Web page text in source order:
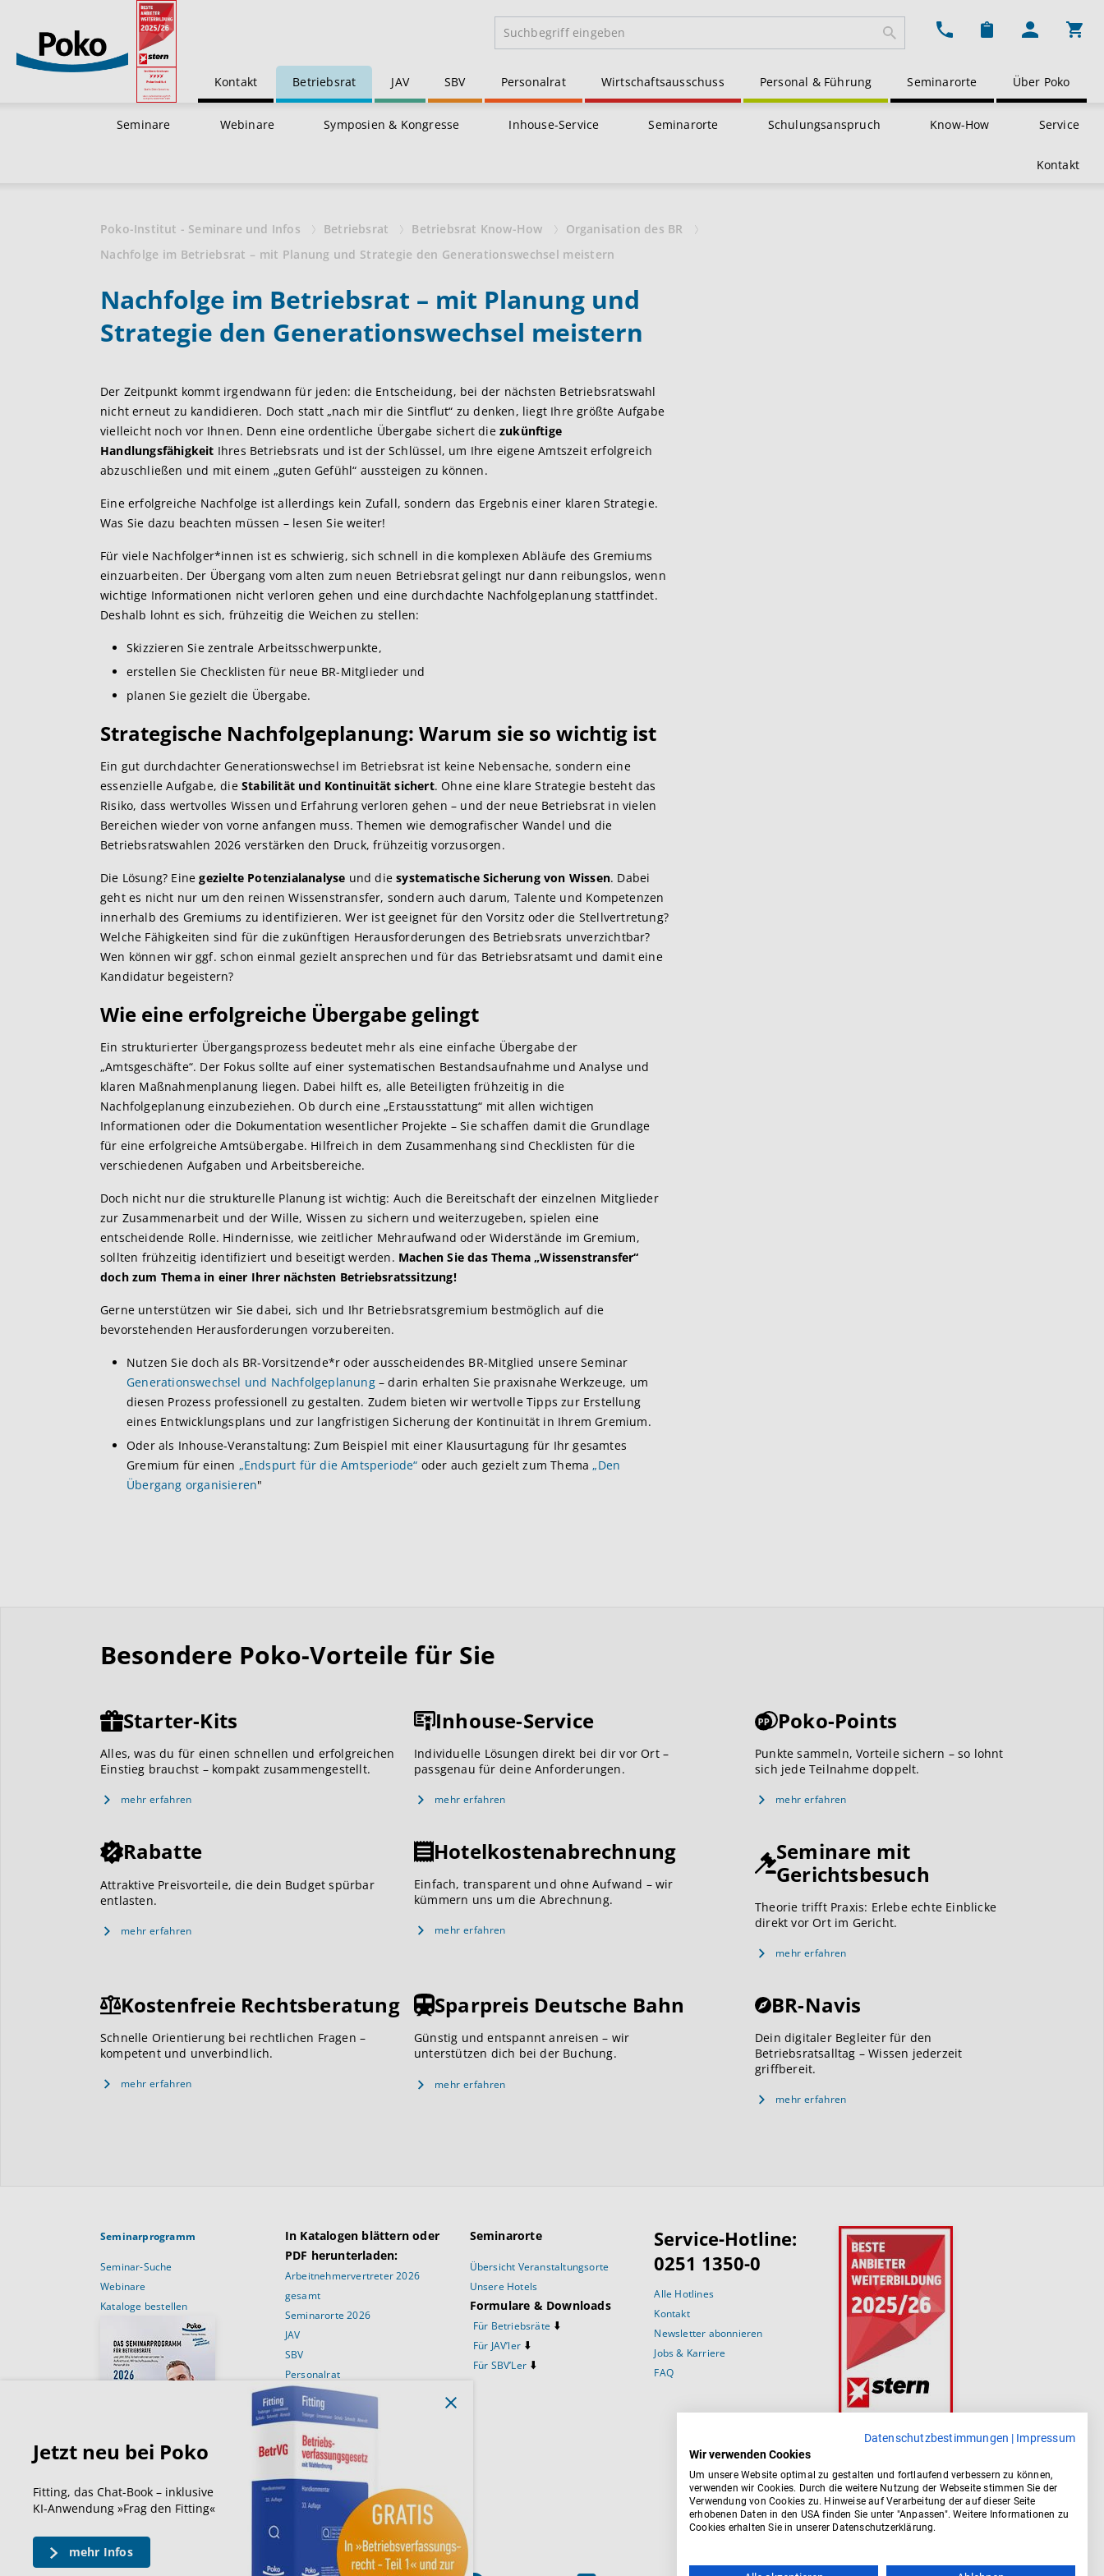
Kontakt Betriebsrat JAV SBV Personalrat Wirtschaftsausschuss Personal & Führung Seminarorte Über Poko
Seminare Webinare Symposien & Kongresse Inhouse-Service Seminarorte Schulungsanspruch Know-How Service
Kontakt
Datenschutzbestimmungen | Impressum
Wir verwenden Cookies
Um unsere Website optimal zu gestalten und fortlaufend verbessern zu können,
verwenden wir Cookies. Durch die weitere Nutzung der Webseite stimmen Sie der
Verwendung von Cookies zu. Hinweise auf Verarbeitung der auf dieser Seite
erhobenen Daten in den USA finden Sie unter "Anpassen". Weitere Informationen zu
Cookies erhalten Sie in unserer Datenschutzerklärung.
Poko-Institut - Seminare und Infos Betriebsrat Betriebsrat Know-How
Organisation des BR
Nachfolge im Betriebsrat – mit Planung und Strategie den Generationswechsel meistern
Nachfolge im Betriebsrat – mit Planung und
Strategie den Generationswechsel meistern
Der Zeitpunkt kommt irgendwann für jeden: die Entscheidung, bei der nächsten Betriebsratswahl
nicht erneut zu kandidieren. Doch statt „nach mir die Sintflut“ zu denken, liegt Ihre größte Aufgabe
vielleicht noch vor Ihnen. Denn eine ordentliche Übergabe sichert diezukünftige
Handlungsfähigkeit Ihres Betriebsrats und ist der Schlüssel, um Ihre eigene Amtszeit erfolgreich
abzuschließen und mit einem „guten Gefühl“ aussteigen zu können.
Eine erfolgreiche Nachfolge ist allerdings kein Zufall, sondern das Ergebnis einer klaren Strategie.
Was Sie dazu beachten müssen – lesen Sie weiter!
Für viele Nachfolger*innen ist es schwierig, sich schnell in die komplexen Abläufe des Gremiums
einzuarbeiten. Der Übergang vom alten zum neuen Betriebsrat gelingt nur dann reibungslos, wenn
wichtige Informationen nicht verloren gehen und eine durchdachte Nachfolgeplanung stattfindet.
Deshalb lohnt es sich, frühzeitig die Weichen zu stellen:
Skizzieren Sie zentrale Arbeitsschwerpunkte,
erstellen Sie Checklisten für neue BR-Mitglieder und
planen Sie gezielt die Übergabe.
Strategische Nachfolgeplanung: Warum sie so wichtig ist
Ein gut durchdachter Generationswechsel im Betriebsrat ist keine Nebensache, sondern eine
essenzielle Aufgabe, die Stabilität und Kontinuität sichert. Ohne eine klare Strategie besteht das
Risiko, dass wertvolles Wissen und Erfahrung verloren gehen – und der neue Betriebsrat in vielen
Bereichen wieder von vorne anfangen muss. Themen wie demografischer Wandel und die
Betriebsratswahlen 2026 verstärken den Druck, frühzeitig vorzusorgen.
Die Lösung? Einegezielte Potenzialanalyse und diesystematische Sicherung von Wissen. Dabei
geht es nicht nur um den reinen Wissenstransfer, sondern auch darum, Talente und Kompetenzen
innerhalb des Gremiums zu identifizieren. Wer ist geeignet für den Vorsitz oder die Stellvertretung?
Welche Fähigkeiten sind für die zukünftigen Herausforderungen des Betriebsrats unverzichtbar?
Wen können wir ggf. schon einmal gezielt ansprechen und für das Betriebsratsamt und damit eine
Kandidatur begeistern?
Wie eine erfolgreiche Übergabe gelingt
Ein strukturierter Übergangsprozess bedeutet mehr als eine einfache Übergabe der
„Amtsgeschäfte“. Der Fokus sollte auf einer systematischen Bestandsaufnahme und Analyse und
klaren Maßnahmenplanung liegen. Dabei hilft es, alle Beteiligten frühzeitig in die
Nachfolgeplanung einzubeziehen. Ob durch eine „Erstausstattung“ mit allen wichtigen
Informationen oder die Dokumentation wesentlicher Projekte – Sie schaffen damit die Grundlage
für eine erfolgreiche Amtsübergabe. Hilfreich in dem Zusammenhang sind Checklisten für die
verschiedenen Aufgaben und Arbeitsbereiche.
Doch nicht nur die strukturelle Planung ist wichtig: Auch die Bereitschaft der einzelnen Mitglieder
zur Zusammenarbeit und der Wille, Wissen zu sichern und weiterzugeben, spielen eine
entscheidende Rolle. Hindernisse, wie zeitlicher Mehraufwand oder Widerstände im Gremium,
sollten frühzeitig identifiziert und beseitigt werden. Machen Sie das Thema „Wissenstransfer“
doch zum Thema in einer Ihrer nächsten Betriebsratssitzung!
Gerne unterstützen wir Sie dabei, sich und Ihr Betriebsratsgremium bestmöglich auf die
bevorstehenden Herausforderungen vorzubereiten.
Nutzen Sie doch als BR-Vorsitzende*r oder ausscheidendes BR-Mitglied unsere Seminar
Generationswechsel und Nachfolgeplanung– darin erhalten Sie praxisnahe Werkzeuge, um
diesen Prozess professionell zu gestalten. Zudem bieten wir wertvolle Tipps zur Erstellung
eines Entwicklungsplans und zur langfristigen Sicherung der Kontinuität in Ihrem Gremium.
Oder als Inhouse-Veranstaltung: Zum Beispiel mit einer Klausurtagung für Ihr gesamtes
Gremium für einen „Endspurt für die Amtsperiode“ oder auch gezielt zum Thema„Den
Übergang organisieren"
Besondere Poko-Vorteile für Sie
Starter-Kits
Alles, was du für einen schnellen und erfolgreichen
Einstieg brauchst – kompakt zusammengestellt.
mehr erfahren
Inhouse-Service
Individuelle Lösungen direkt bei dir vor Ort –
passgenau für deine Anforderungen.
mehr erfahren
Poko-Points
Punkte sammeln, Vorteile sichern – so lohnt
sich jede Teilnahme doppelt.
mehr erfahren
Rabatte
Attraktive Preisvorteile, die dein Budget spürbar
entlasten.
mehr erfahren
Hotelkostenabrechnung
Einfach, transparent und ohne Aufwand – wir
kümmern uns um die Abrechnung.
mehr erfahren
Seminare mit
Gerichtsbesuch
Theorie trifft Praxis: Erlebe echte Einblicke
direkt vor Ort im Gericht.
mehr erfahren
Kostenfreie Rechtsberatung
Schnelle Orientierung bei rechtlichen Fragen –
kompetent und unverbindlich.
mehr erfahren
Sparpreis Deutsche Bahn
Günstig und entspannt anreisen – wir
unterstützen dich bei der Buchung.
mehr erfahren
BR-Navis
Dein digitaler Begleiter für den
Betriebsratsalltag – Wissen jederzeit
griffbereit.
mehr erfahren
Seminarprogramm
Seminar-Suche
Webinare
Kataloge bestellen
In Katalogen blättern oder
PDF herunterladen:
Arbeitnehmervertreter 2026
gesamt
Seminarorte 2026
JAV
SBV
Personalrat
Schulungsansprüche
Für Betriebsräte
Für JAV’ler
Für SBV’Ler
Für Personalräte
Für den Wirtschaftsausschuss
Seminarorte
Übersicht Veranstaltungsorte
Unsere Hotels
Formulare & Downloads
Für Betriebsräte ⬇️
Für JAV’ler ⬇️
Für SBV’Ler ⬇️
Service-Hotline:
0251 1350-0
Alle Hotlines
Kontakt
Newsletter abonnieren
Jobs & Karriere
FAQ
Jetzt neu bei Poko
Fitting, das Chat-Book – inklusive
KI-Anwendung »Frag den Fitting«
mehr Infos